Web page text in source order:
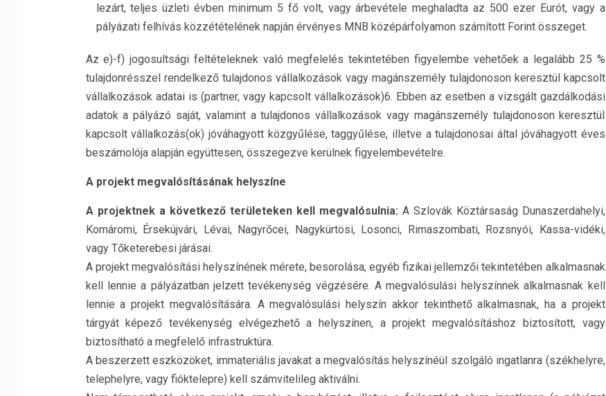
lezárt, teljes üzleti évben minimum 5 fő volt, vagy árbevétele meghaladta az 500 ezer Eurót, vagy a
pályázati felhívás közzétételének napján érvényes MNB középárfolyamon számított Forint összeget.
Az e)-f) jogosultsági feltételeknek való megfelelés tekintetében figyelembe vehetőek a legalább 25 %
tulajdonrésszel rendelkező tulajdonos vállalkozások vagy magánszemély tulajdonoson keresztül kapcsolt
vállalkozások adatai is (partner, vagy kapcsolt vállalkozások)6. Ebben az esetben a vizsgált gazdálkodási
adatok a pályázó saját, valamint a tulajdonos vállalkozások vagy magánszemély tulajdonoson keresztül
kapcsolt vállalkozás(ok) jóváhagyott közgyűlése, taggyűlése, illetve a tulajdonosai által jóváhagyott éves
beszámolója alapján együttesen, összegezve kerülnek figyelembevételre.
A projekt megvalósításának helyszíne
A projektnek a következő területeken kell megvalósulnia: A Szlovák Köztársaság Dunaszerdahelyi,
Komáromi, Érsekújvári, Lévai, Nagyrőcei, Nagykürtösi, Losonci, Rimaszombati, Rozsnyói, Kassa-vidéki,
vagy Tőketerebesi járásai.
A projekt megvalósítási helyszínének mérete, besorolása, egyéb fizikai jellemzői tekintetében alkalmasnak
kell lennie a pályázatban jelzett tevékenység végzésére. A megvalósulási helyszínnek alkalmasnak kell
lennie a projekt megvalósítására. A megvalósulási helyszín akkor tekinthető alkalmasnak, ha a projekt
tárgyát képező tevékenység elvégezhető a helyszínen, a projekt megvalósításhoz biztosított, vagy
biztosítható a megfelelő infrastruktúra.
A beszerzett eszközöket, immateriális javakat a megvalósítás helyszínéül szolgáló ingatlanra (székhelyre,
telephelyre, vagy fióktelepre) kell számvitelileg aktiválni.